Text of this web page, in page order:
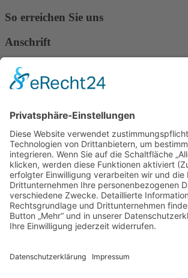
So erreichen Sie uns
Anschrift
Verband Deutscher Tierheilpraktiker e.V.
Verbandsverwaltung
Am Rosenbraken 12
E-Mail
Diese E-Mail-Adresse ist vor Spambots
muss JavaScript eingeschaltet sein!
Diese E-Mail-Adresse ist vor Spambots
muss JavaScript eingeschaltet sein!
Telefon Service-Team
Tel: 0261-1349 5200
Tel: 0172-546 19 20